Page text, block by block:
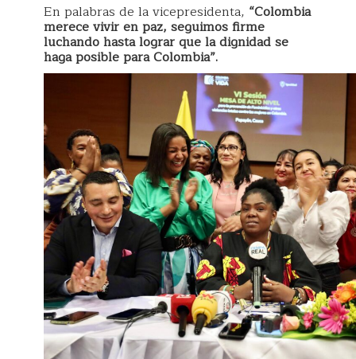
En palabras de la vicepresidenta, “Colombia
merece vivir en paz, seguimos firme
luchando hasta lograr que la dignidad se
haga posible para Colombia”.